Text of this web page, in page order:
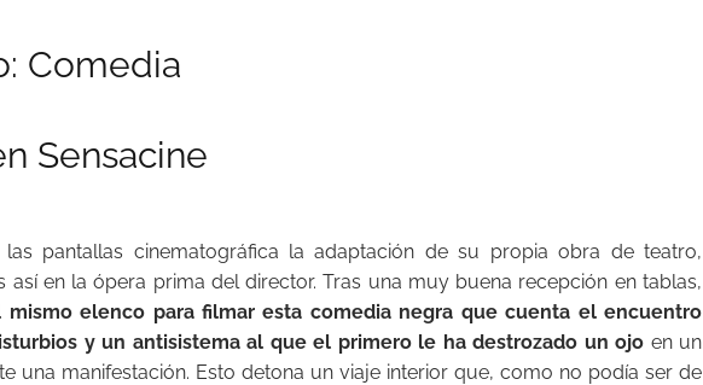
Comedia
Sensacine
pantallas cinematográfica la adaptación de su propia obra de teatro,
así en la ópera prima del director. Tras una muy buena recepción en tablas,
mismo elenco para filmar esta comedia negra que cuenta el encuentro
y un antisistema al que el primero le ha destrozado un ojo en un
una manifestación. Esto detona un viaje interior que, como no podía ser de